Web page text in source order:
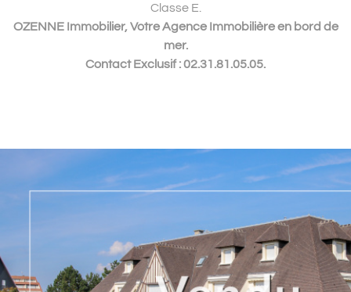
Classe E.
OZENNE Immobilier, Votre Agence Immobilière en bord de
mer.
Contact Exclusif : 02.31.81.05.05.